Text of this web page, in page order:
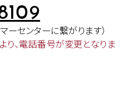
ーセンターに繋がります）
、電話番号が変更となりま